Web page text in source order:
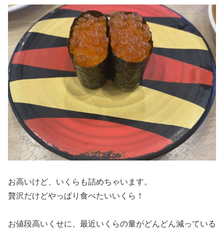
お高いけど、いくらも詰めちゃいます。
贅沢だけどやっぱり食べたいいくら！
お値段高いくせに、最近いくらの量がどんどん減っている